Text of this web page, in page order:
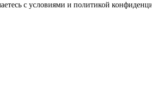
с условиями и политикой